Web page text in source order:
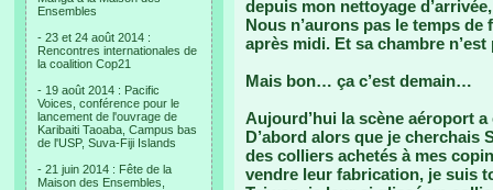
Ensembles
- 23 et 24 août 2014 :
Rencontres internationales de
la coalition Cop21
- 19 août 2014 : Pacific
Voices, conférence pour le
lancement de l'ouvrage de
Karibaiti Taoaba, Campus bas
de l'USP, Suva-Fiji Islands
- 21 juin 2014 : Fête de la
Maison des Ensembles,
depuis mon nettoyage
Nous n’aurons pas le temps
après midi. Et sa chambre
Mais bon… ça c’est demain…
Aujourd’hui la scène aéroport
D’abord alors que je cherchais
des colliers achetés à mes
vendre leur fabrication, je suis